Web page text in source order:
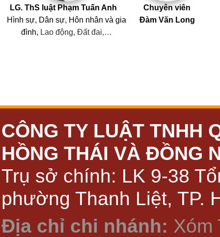
LG. ThS luật Phạm Tuấn Anh
Hình sự, Dân sự, Hôn nhân và gia
đình, Lao động, Đất đai,…
Chuyên viên
Đàm Văn Long
CÔNG TY LUẬT TNHH
HỒNG THÁI VÀ ĐỒNG
Trụ sở chính: LK 9-38
phường Thanh Liệt, TP.
Địa chỉ chi nhánh: Xóm